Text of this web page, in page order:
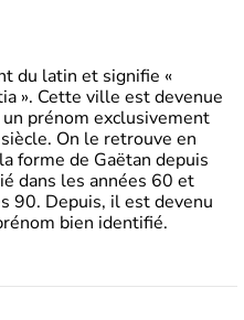
du latin et signifie «
». Cette ville est devenue
prénom exclusivement
On le retrouve en
forme de Gaëtan depuis
dans les années 60 et
90. Depuis, il est devenu
bien identifié.